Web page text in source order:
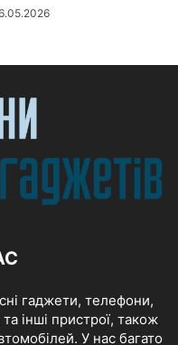
гаджети, телефони,
інші пристрої, також
У нас багато